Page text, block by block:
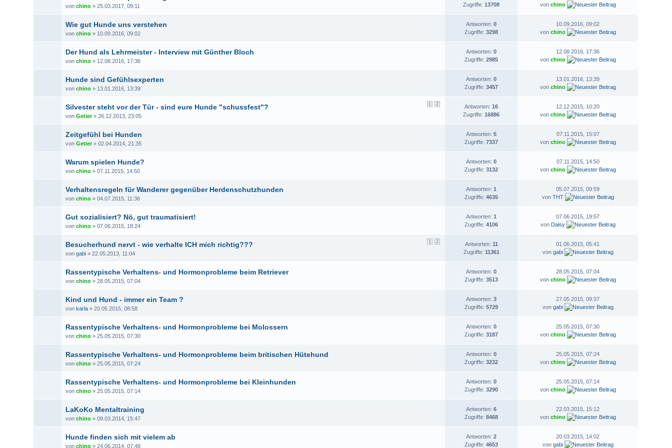
vonchino » 25.03.2017, 09:11
Zugriffe:13708
von chino
Wie gut Hunde uns verstehen
vonchino » 10.09.2016, 09:02
Antworten:0
Zugriffe:3298
10.09.2016, 09:02
von chino
Der Hund als Lehrmeister - Interview mit Günther Bloch
vonchino » 12.08.2016, 17:36
Antworten:0
Zugriffe:2985
12.08.2016, 17:36
von chino
Hunde sind Gefühlsexperten
vonchino » 13.01.2016, 13:39
Antworten:0
Zugriffe:3457
13.01.2016, 13:39
von chino
Silvester steht vor der Tür - sind eure Hunde "schussfest"? 1 2
vonGetier» 26.12.2013, 23:05
Antworten:16
Zugriffe:16886
12.12.2015, 10:20
von chino
Zeitgefühl bei Hunden
vonGetier» 02.04.2014, 21:35
Antworten:5
Zugriffe:7337
07.11.2015, 15:07
von chino
Warum spielen Hunde?
vonchino » 07.11.2015, 14:50
Antworten:0
Zugriffe:3132
07.11.2015, 14:50
von chino
Verhaltensregeln für Wanderer gegenüber Herdenschutzhunden
vonchino » 04.07.2015, 11:36
Antworten:1
Zugriffe:4635
05.07.2015, 09:59
von THT
Gut sozialisiert? Nö, gut traumatisiert!
vonchino » 07.06.2015, 18:24
Antworten:1
Zugriffe:4106
07.06.2015, 19:57
von Daisy
Besucherhund nervt - wie verhalte ICH mich richtig??? 1 2
vongabi » 22.05.2013, 11:04
Antworten: 11
Zugriffe: 11361
01.06.2015, 05:41
von gabi
Rassentypische Verhaltens- und Hormonprobleme beim Retriever
vonchino » 28.05.2015, 07:04
Antworten:0
Zugriffe:3513
28.05.2015, 07:04
von chino
Kind und Hund - immer ein Team ?
vonkarla » 20.05.2015, 08:58
Antworten:3
Zugriffe:5729
27.05.2015, 09:37
von gabi
Rassentypische Verhaltens- und Hormonprobleme bei Molossern
vonchino » 25.05.2015, 07:30
Antworten:0
Zugriffe:3187
25.05.2015, 07:30
von chino
Rassentypische Verhaltens- und Hormonprobleme beim britischen Hütehund
vonchino » 25.05.2015, 07:24
Antworten:0
Zugriffe:3232
25.05.2015, 07:24
von chino
Rassentypische Verhaltens- und Hormonprobleme bei Kleinhunden
vonchino » 25.05.2015, 07:14
Antworten:0
Zugriffe:3290
25.05.2015, 07:14
von chino
LaKoKo Mentaltraining
vonchino » 09.03.2014, 15:47
Antworten:6
Zugriffe:8468
22.03.2015, 15:12
von chino
Hunde finden sich mit vielem ab
vonchino » 24.06.2014, 07:48
Antworten:2
Zugriffe:4653
20.03.2015, 14:02
von gabi